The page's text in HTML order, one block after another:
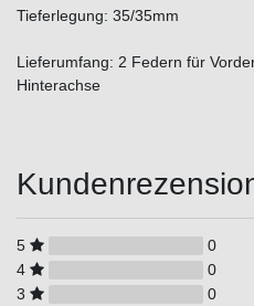
Tieferlegung: 35/35mm
Lieferumfang: 2 Federn für
Hinterachse
5
0
4
0
3
0